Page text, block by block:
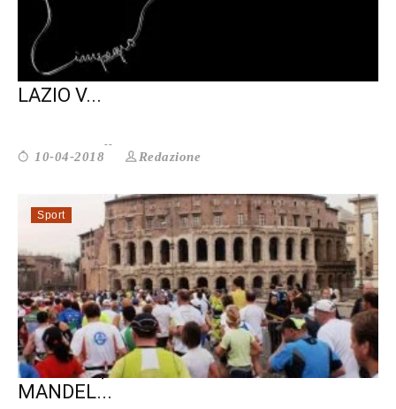
LA NOTTE DEL VOLONTARIATO DEL
LAZIO V...
10-04-2018 Redazione
Sport
DI CORSA, PER RICORDARE NELSON
MANDEL...